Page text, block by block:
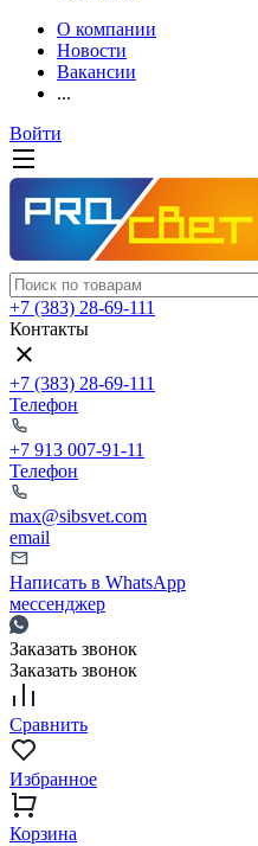
О компании
Новости
Вакансии
...
Войти
+7 (383) 28-69-111
Контакты
+7 (383) 28-69-111
Телефон
+7 913 007-91-11
Телефон
max@sibsvet.com
email
Написать в WhatsApp
мессенджер
Заказать звонок
Заказать звонок
Сравнить
Избранное
Корзина